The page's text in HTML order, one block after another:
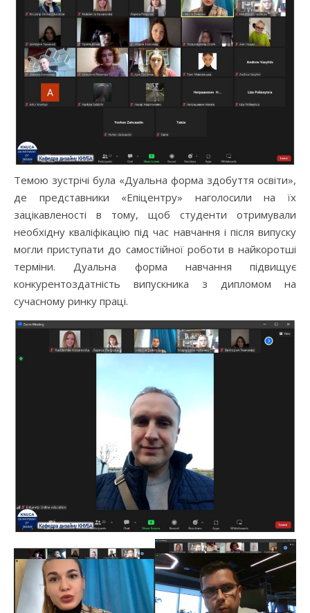
Темою зустрічі була «Дуальна форма здобуття освіти»,
де представники «Епіцентру» наголосили на їх
зацікавленості в тому, щоб студенти отримували
необхідну кваліфікацію під час навчання і після випуску
могли приступати до самостійної роботи в найкоротші
терміни. Дуальна форма навчання підвищує
конкурентоздатність випускника з дипломом на
сучасному ринку праці.